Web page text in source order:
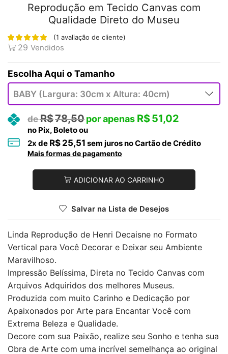
Reprodução em Tecido Canvas com
Qualidade Direto do Museu
(1 avaliação de cliente)
29 Vendidos
Tamanho
R$78,50 R$51,02
no Pix, Boleto ou
2x de R$ 25,51 sem juros no Cartão de Crédito
Mais formas de pagamento
ADICIONAR AO CARRINHO
Salvar na Lista de Desejos
Linda Reprodução de Henri Decaisne no Formato
Vertical para Você Decorar e Deixar seu Ambiente
Maravilhoso.
Impressão Belíssima, Direta no Tecido Canvas com
Arquivos Adquiridos dos melhores Museus.
Produzida com muito Carinho e Dedicação por
Apaixonados por Arte para Encantar Você com
Extrema Beleza e Qualidade.
Decore com sua Paixão, realize seu Sonho e tenha sua
Obra de Arte com uma incrível semelhança ao original